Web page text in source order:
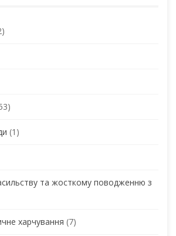
(1)
та жосткому поводженню з
харчування (7)